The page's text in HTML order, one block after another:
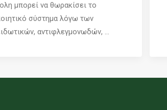
μπορεί να θωρακίσει το
σύστημα λόγω των
αντιφλεγμονωδών, ...